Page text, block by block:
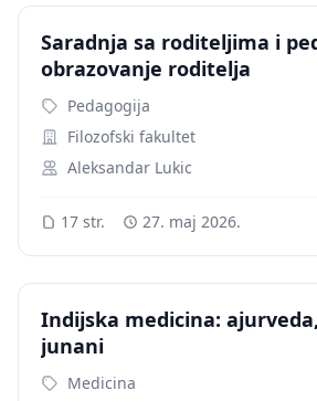
Saradnja sa roditeljima i
obrazovanje roditelja
Pedagogija
Filozofski fakultet
Aleksandar Lukic
17 str. 27. maj 2026.
Indijska medicina:
junani
Medicina